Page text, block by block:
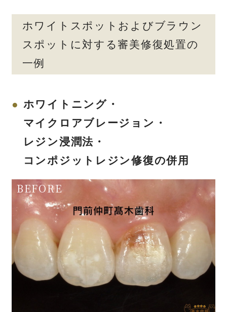
ホワイトスポットおよびブラウン
スポットに対する審美修復処置の
一例
ホワイトニング・
マイクロアブレージョン・
レジン浸潤法・
コンポジットレジン修復の併用